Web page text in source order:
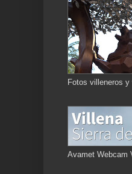
Fotos villeneros y
Avamet Webcam